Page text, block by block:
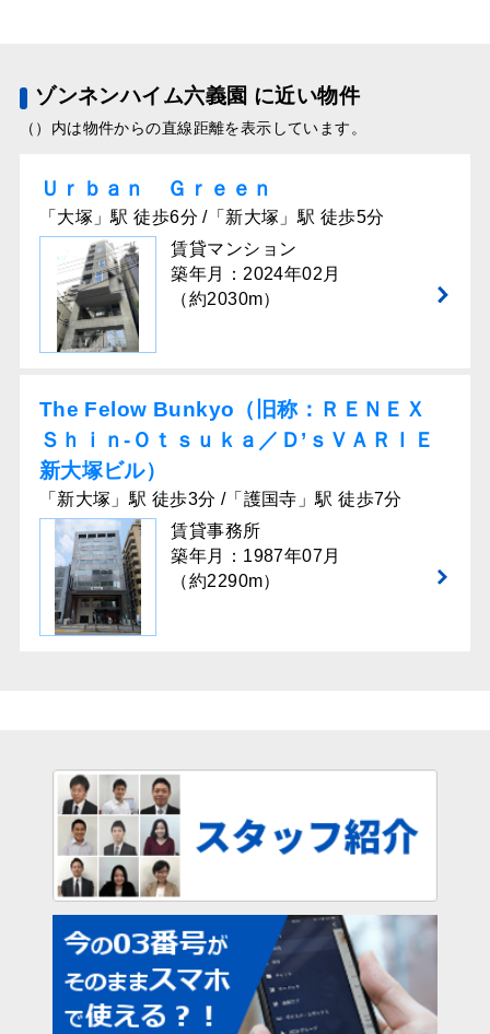
ゾンネンハイム六義園 に近い物件
（）内は物件からの直線距離を表示しています。
Ｕｒｂａｎ Ｇｒｅｅｎ
「大塚」駅 徒歩6分 /「新大塚」駅 徒歩5分
賃貸マンション
築年月：2024年02月
（約2030m）
The Felow Bunkyo（旧称：ＲＥＮＥＸ
Ｓｈｉｎ-Ｏｔｓｕｋａ／Ｄ’ｓＶＡＲＩＥ
新大塚ビル）
「新大塚」駅 徒歩3分 /「護国寺」駅 徒歩7分
賃貸事務所
築年月：1987年07月
（約2290m）